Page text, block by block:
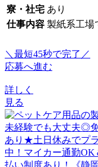
寮・社宅 あり
仕事内容 製紙系工場
＼最短45秒で完了／
応募へ進む
詳しく
見る